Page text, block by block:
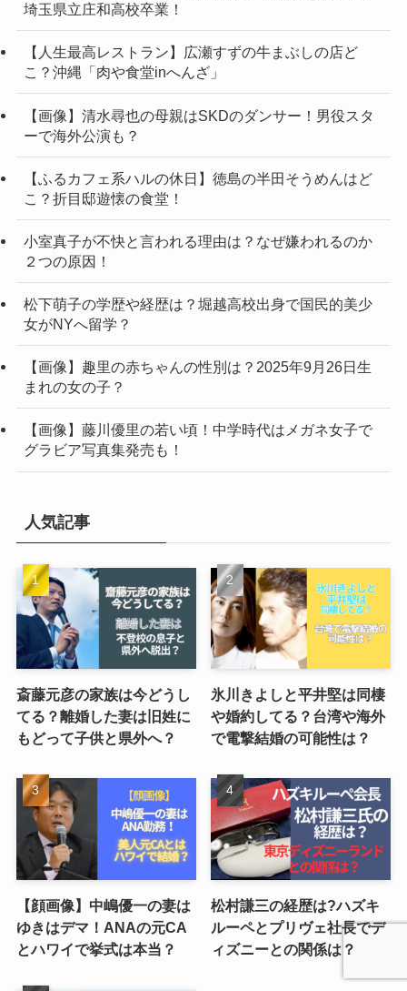
埼玉県立庄和高校卒業！
【人生最高レストラン】広瀬すずの牛まぶしの店ど
こ？沖縄「肉や食堂inへんざ」
【画像】清水尋也の母親はSKDのダンサー！男役スタ
ーで海外公演も？
【ふるカフェ系ハルの休日】徳島の半田そうめんはど
こ？折目邸遊懐の食堂！
小室真子が不快と言われる理由は？なぜ嫌われるのか
２つの原因！
松下萌子の学歴や経歴は？堀越高校出身で国民的美少
女がNYへ留学？
【画像】趣里の赤ちゃんの性別は？2025年9月26日生
まれの女の子？
【画像】藤川優里の若い頃！中学時代はメガネ女子で
グラビア写真集発売も！
人気記事
斎藤元彦の家族は今どうし
てる？離婚した妻は旧姓に
もどって子供と県外へ？
氷川きよしと平井堅は同棲
や婚約してる？台湾や海外
で電撃結婚の可能性は？
【顔画像】中嶋優一の妻は
ゆきはデマ！ANAの元CA
とハワイで挙式は本当？
松村謙三の経歴は?ハズキ
ルーペとプリヴェ社長でデ
ィズニーとの関係は？